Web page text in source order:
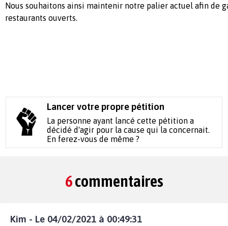
Nous souhaitons ainsi maintenir notre palier actuel afin de
restaurants ouverts.
Lancer votre propre pétition
La personne ayant lancé cette pétition a
décidé d'agir pour la cause qui la concernait.
En ferez-vous de même ?
6commentaires
Kim - Le 04/02/2021 à 00:49:31